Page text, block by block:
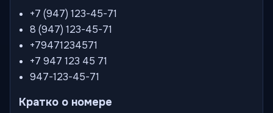
+7 (947) 123-45-71
8 (947) 123-45-71
+79471234571
+7 947 123 45 71
947-123-45-71
Кратко о номере